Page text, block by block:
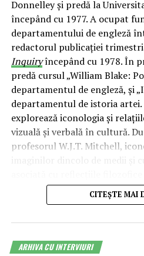
Donnelley și predă la
începând cu 1977. A ocupat
departamentului de engleză
redactorul publicației
Inquiryîncepând cu 1978. În
predă cursul „William Blake:
departamentul de engleză, și
departamentul de istoria artei.
explorează iconologia și
vizuală și verbală în cultură.
profesorul W.J.T. Mitchell,
și a relației lor cu limbajul –
iconșilogos”. A
Ideology(Chicago, 1986);
CITEȘTE MAI
ARHIVA CU INTERVIURI